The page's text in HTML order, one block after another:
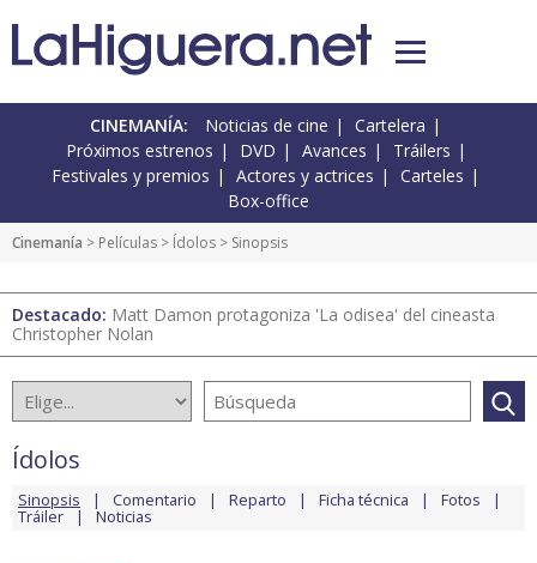
CINEMANÍA: Noticias de cine
Cartelera
Próximos estrenos
DVD Avances
Tráilers
Festivales y premios
Actores y actrices
Carteles
Box-office
Cinemanía > Películas > Ídolos > Sinopsis
Destacado: Matt Damon protagoniza 'La odisea' del cineasta
Christopher Nolan
Ídolos
Sinopsis Comentario Reparto Ficha técnica Fotos
Tráiler Noticias